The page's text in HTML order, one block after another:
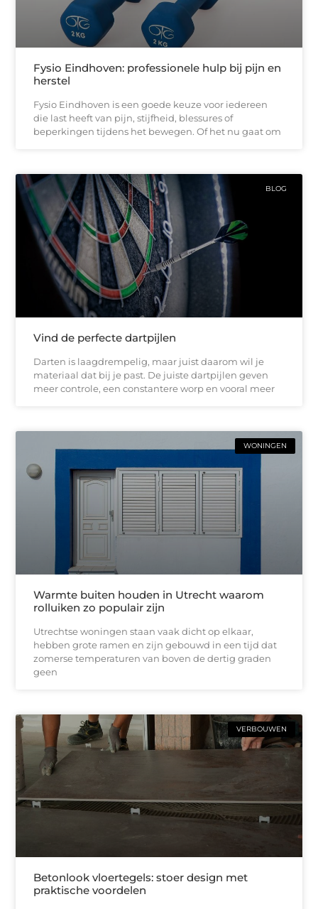
Fysio Eindhoven: professionele hulp bij pijn en
herstel
Fysio Eindhoven is een goede keuze voor iedereen
die last heeft van pijn, stijfheid, blessures of
beperkingen tijdens het bewegen. Of het nu gaat om
BLOG
Vind de perfecte dartpijlen
Darten is laagdrempelig, maar juist daarom wil je
materiaal dat bij je past. De juiste dartpijlen geven
meer controle, een constantere worp en vooral meer
WONINGEN
Warmte buiten houden in Utrecht waarom
rolluiken zo populair zijn
Utrechtse woningen staan vaak dicht op elkaar,
hebben grote ramen en zijn gebouwd in een tijd dat
zomerse temperaturen van boven de dertig graden
geen
VERBOUWEN
Betonlook vloertegels: stoer design met
praktische voordelen